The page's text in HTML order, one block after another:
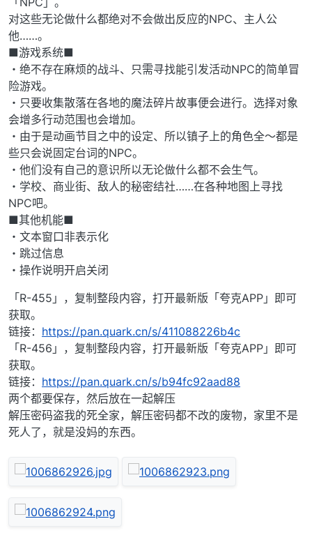
对这些无论做什么都绝对不会做出反应的NPC、主人公
他……。
■游戏系统■
・绝不存在麻烦的战斗、只需寻找能引发活动NPC的简单冒
险游戏。
・只要收集散落在各地的魔法碎片故事便会进行。选择对象
会增多行动范围也会增加。
・由于是动画节目之中的设定、所以镇子上的角色全～都是
些只会说固定台词的NPC。
・他们没有自己的意识所以无论做什么都不会生气。
・学校、商业街、敌人的秘密结社……在各种地图上寻找
NPC吧。
■其他机能■
・文本窗口非表示化
・跳过信息
・操作说明开启关闭
「R-455」，复制整段内容，打开最新版「夸克APP」即可
获取。
链接： https://pan.quark.cn/s/411088226b4c
「R-456」，复制整段内容，打开最新版「夸克APP」即可
获取。
链接： https://pan.quark.cn/s/b94fc92aad88
两个都要保存，然后放在一起解压
解压密码盗我的死全家，解压密码都不改的废物，家里不是
死人了，就是没妈的东西。